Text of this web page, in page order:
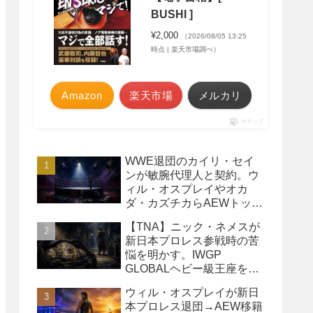
BUSHI ]
¥2,000
（2026/08/05 13:25
時点 | 楽天市場調べ）
Amazon 楽天市場 メルカリ
ポチップ
WWE退団のカイリ・セイ
ンが敏腕代理人と契約。ウ
ィル・オスプレイやオカ
ダ・カズチカらAEWトップ
【TNA】ニック・ネメスが
新日本プロレス参戦時の苦
悩を明かす。IWGP
GLOBALヘビー級王座を
挫
ウィル・オスプレイが新日
本プロレス退団→AEW移籍